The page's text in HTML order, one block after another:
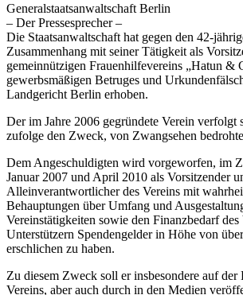
Generalstaatsanwaltschaft Berlin
– Der Pressesprecher –
Die Staatsanwaltschaft hat gegen den 42-
Zusammenhang mit seiner Tätigkeit als
gemeinnützigen Frauenhilfevereins „Hatun &
gewerbsmäßigen Betruges und
Landgericht Berlin erhoben.
Der im Jahre 2006 gegründete Verein verfolgt
zufolge den Zweck, von Zwangsehen
Dem Angeschuldigten wird vorgeworfen, im
Januar 2007 und April 2010 als Vorsitzender
Alleinverantwortlicher des Vereins mit
Behauptungen über Umfang und
Vereinstätigkeiten sowie den Finanzbedarf
Unterstützern Spendengelder in Höhe von
erschlichen zu haben.
Zu diesem Zweck soll er insbesondere auf der
Vereins, aber auch durch in den Medien